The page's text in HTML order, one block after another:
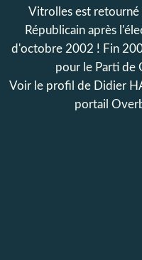
Vitrolles est retourné
Républicain après
d'octobre 2002 ! Fin
pour le Parti de
Voir le profil de Didier
portail